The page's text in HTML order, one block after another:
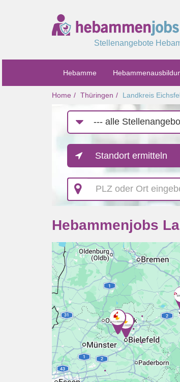
Stellenangebote
Hebamme
Home Thüringen Landkreis
Job-
Kategorie
Standort ermitteln
PLZ
oder
Ort
Hebammenjobs